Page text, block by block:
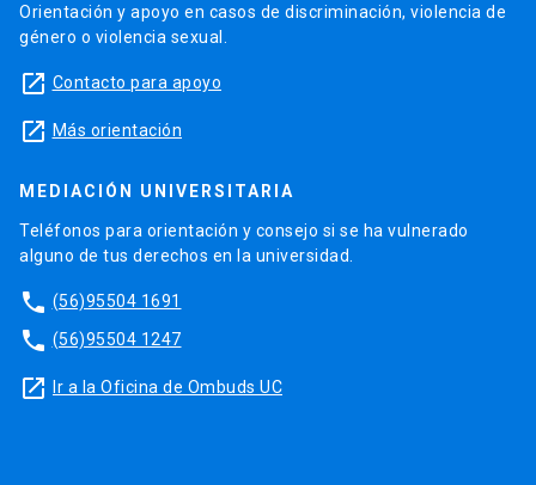
Orientación y apoyo en casos de discriminación, violencia de
género o violencia sexual.
launch Contacto para apoyo
launch Más orientación
MEDIACIÓN UNIVERSITARIA
Teléfonos para orientación y consejo si se ha vulnerado
alguno de tus derechos en la universidad.
phone (56)95504 1691
phone (56)95504 1247
launch Ir a la Oficina de Ombuds UC